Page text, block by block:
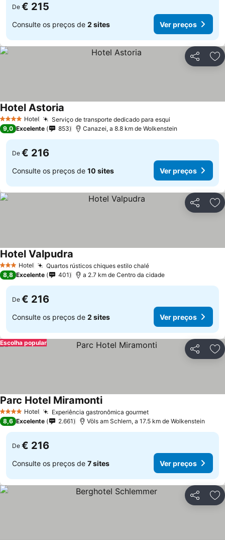
De € 215
Consulte os preços de 2 sites Ver preços
Partilhar
4 EstrelasHotel Serviço de transporte dedicado para esqui
Hotel Astoria
9,0 Excelente 853 Canazei, a 8.8 km de Wolkenstein
De € 216
Consulte os preços de 10 sites Ver preços
Partilhar
3 EstrelasHotel Quartos rústicos chiques estilo chaléVer preços
Hotel Valpudra
8,8 Excelente 401 a 2.7 km de Centro da cidade
De € 216
Consulte os preços de 2 sites Ver preços
Partilhar
Escolha popular
4 EstrelasHotel Experiência gastronômica gourmetVer preços
Parc Hotel MiramontiVer preços
8,6 Excelente 2.661 Völs am Schlern, a 17.5 km de Wolkenstein
De € 216
Consulte os preços de 7 sites Ver preços
Partilhar